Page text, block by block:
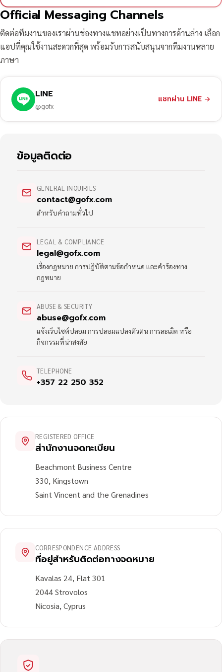
Official Messaging Channels
ติดต่อทีมงานของเราผ่านช่องทางแชทอย่างเป็นทางการด้านล่าง เลือก
แอปที่คุณใช้งานสะดวกที่สุด พร้อมรับการสนับสนุนจากทีมงานหลาย
ภาษา
LINE
@gofx
แชทผ่าน LINE →
ข้อมูลติดต่อ
GENERAL INQUIRIES
contact@gofx.com
สำหรับคำถามทั่วไป
LEGAL & COMPLIANCE
legal@gofx.com
เรื่องกฎหมาย การปฏิบัติตามข้อกำหนด และคำร้องทาง
กฎหมาย
ABUSE & SECURITY
abuse@gofx.com
แจ้งเว็บไซต์ปลอม การปลอมแปลงตัวตน การละเมิด หรือ
กิจกรรมที่น่าสงสัย
TELEPHONE
+357 22 250 352
REGISTERED OFFICE
สำนักงานจดทะเบียน
Beachmont Business Centre
330, Kingstown
Saint Vincent and the Grenadines
CORRESPONDENCE ADDRESS
ที่อยู่สำหรับติดต่อทางจดหมาย
Kavalas 24, Flat 301
2044 Strovolos
Nicosia, Cyprus